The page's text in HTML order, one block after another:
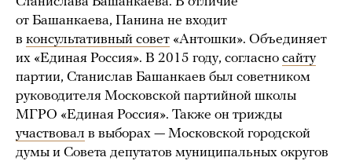
от Башанкаева, Панина не входит
в консультативный совет «Антошки». Объединяет
их «Единая Россия». В 2015 году, согласно сайту
партии, Станислав Башанкаев был советником
руководителя Московской партийной школы
МГРО «Единая Россия». Также он трижды
участвовал в выборах — Московской городской
думы и Совета депутатов муниципальных округов